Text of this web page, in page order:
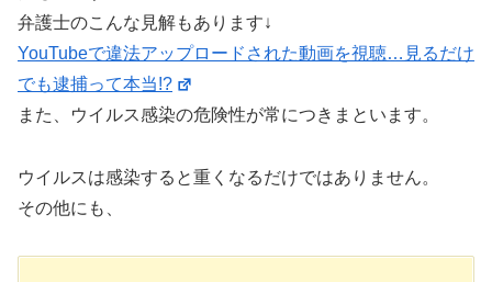
弁護士のこんな見解もあります↓
YouTubeで違法アップロードされた動画を視聴…見るだけ
でも逮捕って本当!?
また、ウイルス感染の危険性が常につきまといます。
ウイルスは感染すると重くなるだけではありません。
その他にも、